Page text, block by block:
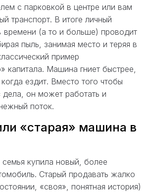
с парковкой в центре или вам
транспорт. В итоге личный
времени (а то и больше) проводит
пыль, занимая место и теряя в
пример
капитала. Машина гниет быстрее,
ездит. Вместо того чтобы
дела, он может работать и
поток.
«старая» машина в
семья купила новый, более
Старый продавать жалко
«своя», понятная история)